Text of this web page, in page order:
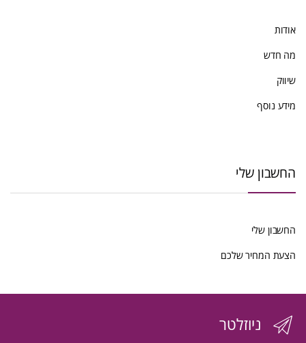
אודות
מה חדש
שיווק
מידע נוסף
החשבון שלי
החשבון שלי
הצעת המחיר שלכם
ניוזלטר